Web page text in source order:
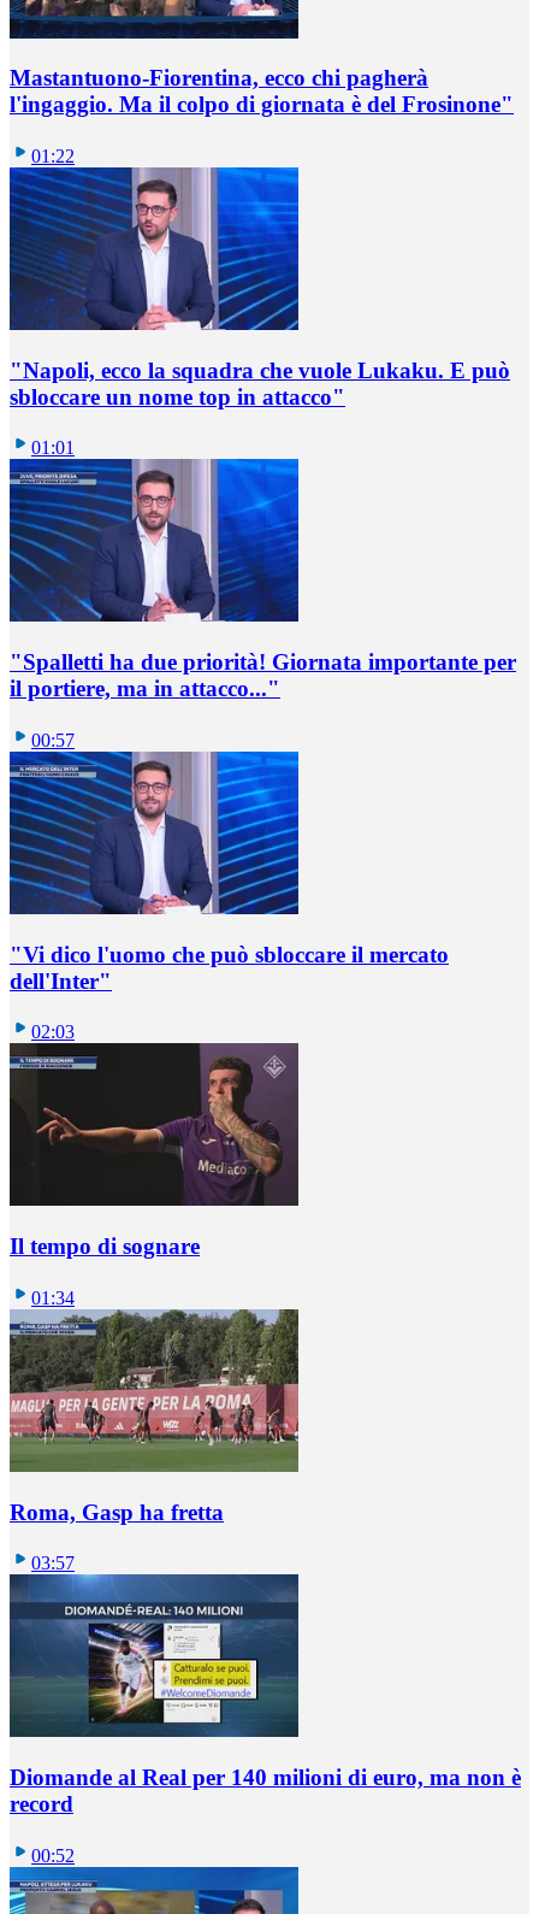
Mastantuono-Fiorentina, ecco chi pagherà
l'ingaggio. Ma il colpo di giornata è del Frosinone"
01:22
"Napoli, ecco la squadra che vuole Lukaku. E può
sbloccare un nome top in attacco"
01:01
"Spalletti ha due priorità! Giornata importante per
il portiere, ma in attacco..."
00:57
"Vi dico l'uomo che può sbloccare il mercato
dell'Inter"
02:03
Il tempo di sognare
01:34
Roma, Gasp ha fretta
03:57
Diomande al Real per 140 milioni di euro, ma non è
record
00:52